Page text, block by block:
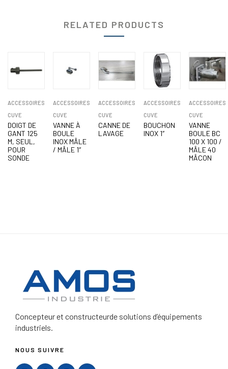
RELATED PRODUCTS
ACCESSOIRES
CUVE
DOIGT DE
GANT 125
M, SEUL,
POUR
SONDE
ACCESSOIRES
CUVE
VANNE À
BOULE
INOX MÂLE
/ MÂLE 1″
ACCESSOIRES
CUVE
CANNE DE
LAVAGE
ACCESSOIRES
CUVE
BOUCHON
INOX 1″
ACCESSOIRES
CUVE
VANNE
BOULE BC
100 X 100 /
MÂLE 40
MÂCON
Concepteur et constructeurde solutions d’équipements
industriels.
NOUS SUIVRE